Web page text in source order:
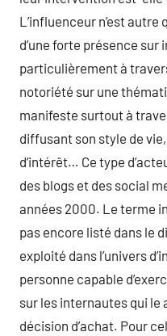
L’influenceur n’est autre
d’une forte présence sur
particulièrement à
notoriété sur une
manifeste surtout à
diffusant son style de
d’intérêt… Ce type
des blogs et des social
années 2000. Le terme
pas encore listé dans le
exploité dans l’univers
personne capable
sur les internautes qui
décision d’achat. Pour